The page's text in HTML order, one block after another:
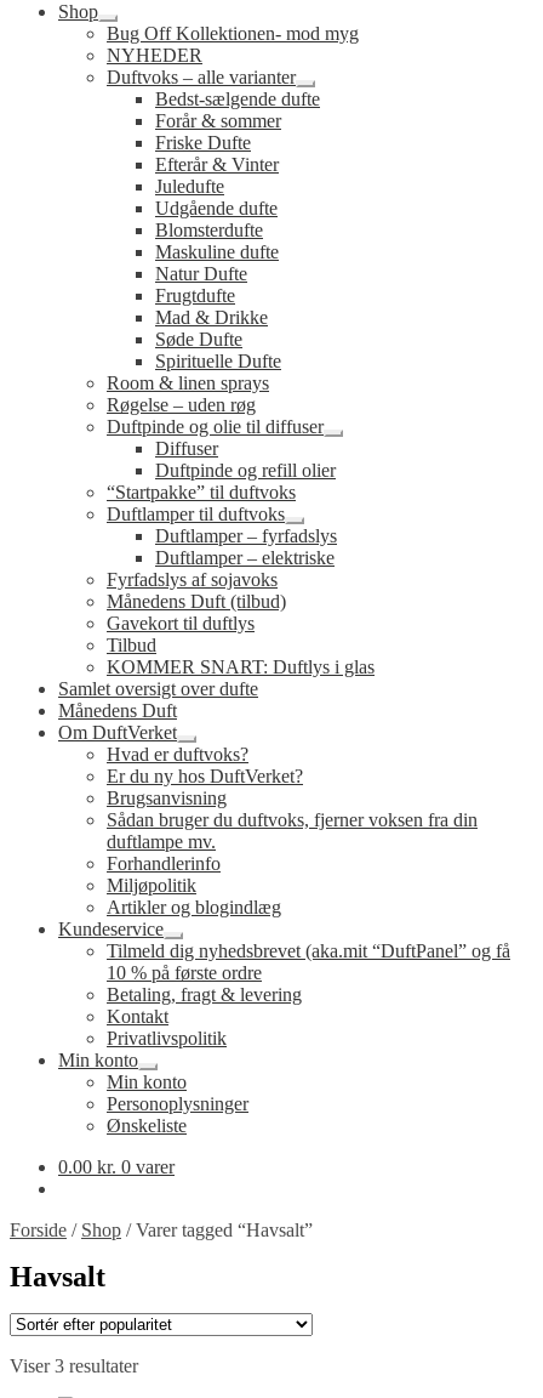
Shop
Udfold
undermenu
Bug Off Kollektionen- mod myg
NYHEDER
Duftvoks – alle varianter
Udfold
undermenu
Bedst-sælgende dufte
Forår & sommer
Friske Dufte
Efterår & Vinter
Juledufte
Udgående dufte
Blomsterdufte
Maskuline dufte
Natur Dufte
Frugtdufte
Mad & Drikke
Søde Dufte
Spirituelle Dufte
Room & linen sprays
Røgelse – uden røg
Duftpinde og olie til diffuser
Udfold
Diffuser
Duftpinde og refill olier
“Startpakke” til duftvoks
Duftlamper til duftvoks
Udfold
undermenu
Duftlamper – fyrfadslys
Duftlamper – elektriske
Fyrfadslys af sojavoks
Månedens Duft (tilbud)
Gavekort til duftlys
Tilbud
KOMMER SNART: Duftlys i glas
Samlet oversigt over dufte
Månedens Duft
Om DuftVerket
Udfold
undermenu
Hvad er duftvoks?
Er du ny hos DuftVerket?
Brugsanvisning
Sådan bruger du duftvoks, fjerner voksen fra din
duftlampe mv.
Forhandlerinfo
Miljøpolitik
Artikler og blogindlæg
Kundeservice
Udfold
undermenu
Tilmeld dig nyhedsbrevet (aka.mit “DuftPanel” og få
10 % på første ordre
Betaling, fragt & levering
Kontakt
Privatlivspolitik
Min konto
Udfold
undermenu
Min konto
Personoplysninger
Ønskeliste
0.00 kr. 0 varer
Forside / Shop /Varer tagged “Havsalt”
Havsalt
Viser 3 resultaterSorteret